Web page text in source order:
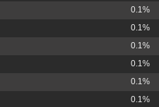
0.1%
0.1%
0.1%
0.1%
0.1%
0.1%